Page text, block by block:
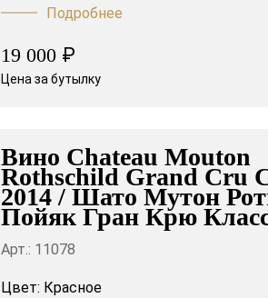
Подробнее
19 000 ₽
Цена за бутылку
Вино Chateau Mouton
Rothschild Grand Cru
2014 / Шато Мутон
Пойяк Гран Крю
Арт.: 11078
Цвет: Красное